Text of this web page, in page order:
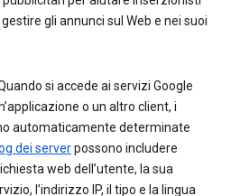
gli annunci sul Web e nei suoi
Quando si accede ai servizi Google
o un altro client, i
automaticamente determinate
dei serverpossono includere
web dell’utente, la sua
l’indirizzo IP, il tipo e la lingua